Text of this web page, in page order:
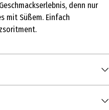
denn nur
mit Süßem. Einfach